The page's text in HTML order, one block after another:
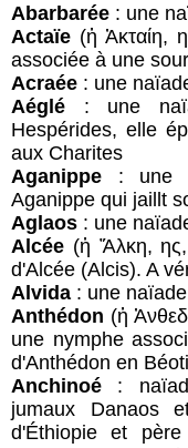
Abarbarée : une
Actaïe (ἡ Ἀκταίη,
associée à une
Acraée : une
Aéglé : une
Hespérides, elle
aux Charites
Aganippe : une
Aganippe qui jaillt
Aglaos : une
Alcée (ἡ Ἄλκη,
d'Alcée (Alcis). A
Alvida : une
Anthédon (ἡ
une nymphe
d'Anthédon en
Anchinoé :
jumaux Danaos
d'Éthiopie et